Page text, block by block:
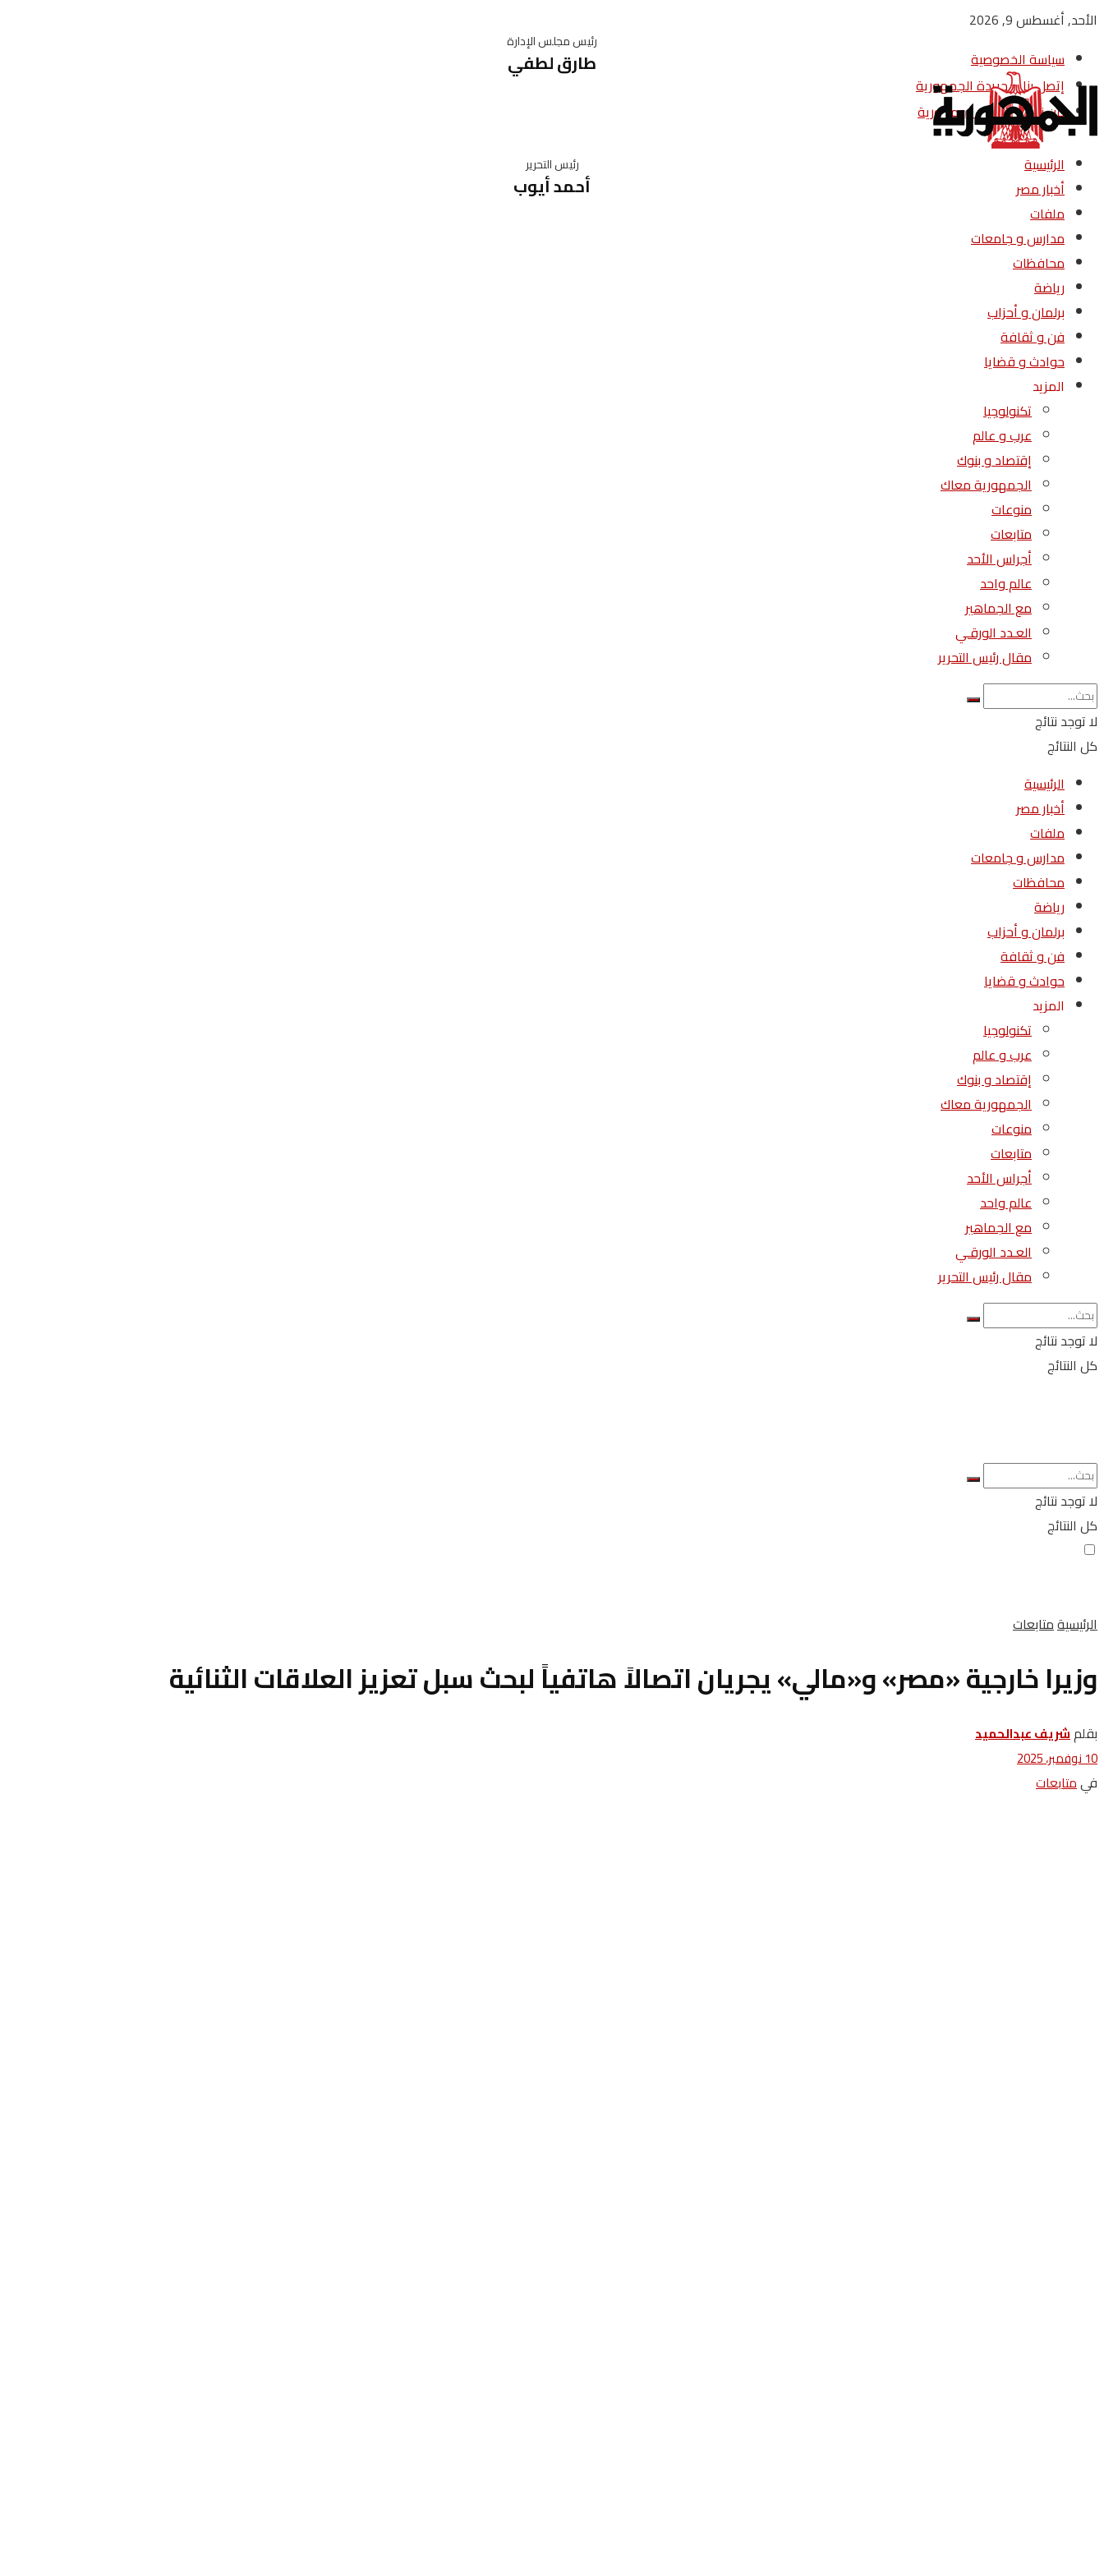
الأحد, أغسطس 9, 2026
سياسة الخصوصية
إتصل بنا – جريدة الجمهورية
من نحن – جريدة الجمهورية
رئيس مجلس الإدارة
طارق لطفي
رئيس التحرير
أحمد أيوب
الرئيسية
أخبار مصر
ملفات
مدارس و جامعات
محافظات
رياضة
برلمان و أحزاب
فن و ثقافة
حوادث و قضايا
المزيد
تكنولوجيا
عرب و عالم
إقتصاد و بنوك
الجمهورية معاك
منوعات
متابعات
أجراس الأحد
عالم واحد
مع الجماهير
العـدد الورقـي
مقال رئيس التحرير
لا توجد نتائج
كل النتائج
الرئيسية
أخبار مصر
ملفات
مدارس و جامعات
محافظات
رياضة
برلمان و أحزاب
فن و ثقافة
حوادث و قضايا
المزيد
تكنولوجيا
عرب و عالم
إقتصاد و بنوك
الجمهورية معاك
منوعات
متابعات
أجراس الأحد
عالم واحد
مع الجماهير
العـدد الورقـي
مقال رئيس التحرير
لا توجد نتائج
كل النتائج
لا توجد نتائج
كل النتائج
الرئيسيةمتابعات
وزيرا خارجية «مصر» و«مالي» يجريان اتصالاً هاتفياً لبحث سبل تعزيز العلاقات الثنائية
بقلمشريف عبدالحميد
10 نوفمبر، 2025
فيمتابعات